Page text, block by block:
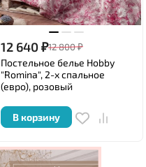
12 640₽12 800₽
Постельное белье Hobby
"Romina", 2-х спальное
(евро), розовый
В корзину